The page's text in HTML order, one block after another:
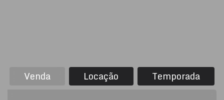
Venda Locação Temporada